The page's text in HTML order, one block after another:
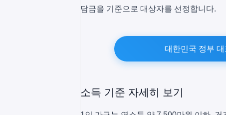
담금을 기준으로 대상자를 선정합니다.
대한민국 정부
소득 기준 자세히 보기